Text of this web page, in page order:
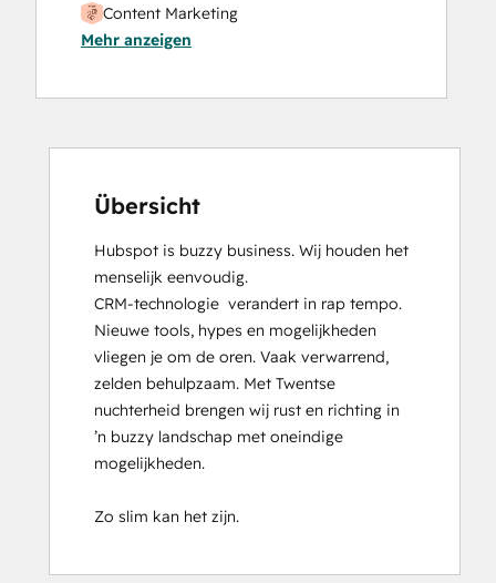
Content Marketing
CRM Data Migration Certification
Digital Advertising
Email Marketing Certification
Guided Client Onboarding
HubSpot Marketing Hub Software
Certification
HubSpot Reporting
HubSpot Sales Hub Software
Certification
HubSpot Solutions Partner
HubSpot Trainer Certification
Inbound
Inbound Marketing
Inbound Sales
Objectives-Based Onboarding
Mehr anzeigen
Übersicht
Hubspot is buzzy business. Wij houden het
menselijk eenvoudig.
CRM-technologie  verandert in rap tempo.
Nieuwe tools, hypes en mogelijkheden
vliegen je om de oren. Vaak verwarrend,
zelden behulpzaam. Met Twentse
nuchterheid brengen wij rust en richting in
’n buzzy landschap met oneindige
mogelijkheden.
Zo slim kan het zijn.